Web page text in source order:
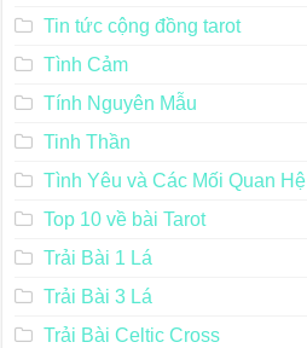
Tin tức cộng đồng tarot
Tình Cảm
Tính Nguyên Mẫu
Tinh Thần
Tình Yêu và Các Mối Quan Hệ
Top 10 về bài Tarot
Trải Bài 1 Lá
Trải Bài 3 Lá
Trải Bài Celtic Cross